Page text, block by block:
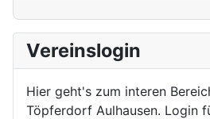
Vereinslogin
Hier geht's zum interen
Töpferdorf Aulhausen. Login